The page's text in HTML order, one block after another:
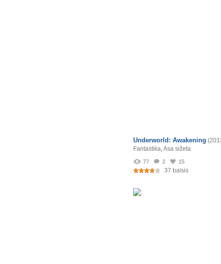
Underworld: Awakening
Fantastika,Asa sižeta
77 2 15
37 balsis